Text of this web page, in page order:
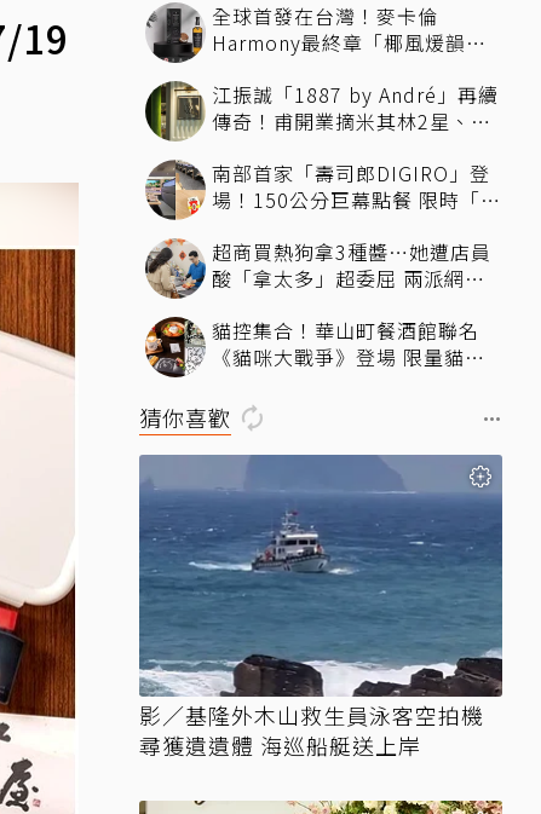
19
全球首發在台灣！麥卡倫
Harmony最終章「椰風煖韻」
江振誠「1887 by André」再續
傳奇！甫開業摘米其林2星、年
南部首家「壽司郎DIGIRO」登
場！150公分巨幕點餐 限時「生
超商買熱狗拿3種醬…她遭店員
酸「拿太多」超委屈 兩派網友
貓控集合！華山町餐酒館聯名
《貓咪大戰爭》登場 限量貓罐
猜你喜歡
影／基隆外木山救生員泳客空拍機
尋獲遺遺體 海巡船艇送上岸